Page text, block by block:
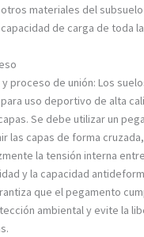
materiales del
de carga de toda
proceso de unión: Los
uso deportivo de alta
Se debe utilizar un
las capas de forma
la tensión interna
y la capacidad
que el pegamento
ambiental y evite la